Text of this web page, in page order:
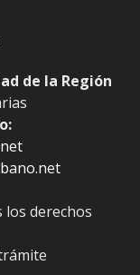
de la Región
derechos